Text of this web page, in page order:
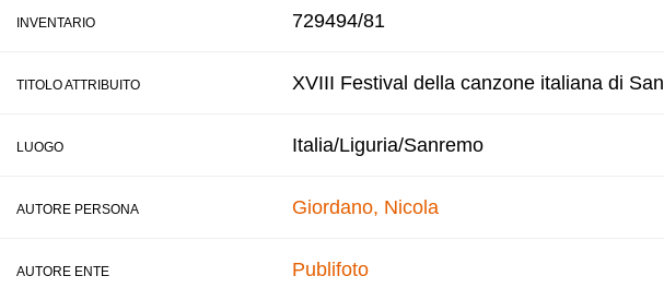
INVENTARIO 729494/81
TITOLO ATTRIBUITO XVIII Festival della canzone italiana di
LUOGO Italia/Liguria/Sanremo
AUTORE PERSONA Giordano, Nicola
AUTORE ENTE Publifoto